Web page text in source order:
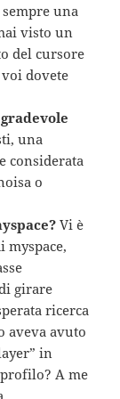
una
visto un
del cursore
dovete
una
considerata
o
Vi è
myspace,
girare
ricerca
aveva avuto
in
A me